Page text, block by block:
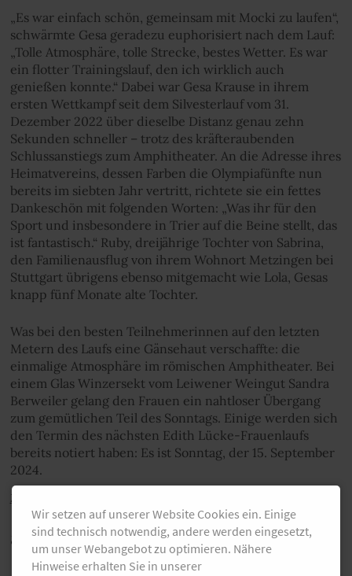
„Es war einfach schön, gemeinsam mit Mocki zu laufen“,
schwärmte Gesa geradezu euphorisiert nach dem Lauf:
„Tolle Atmosphäre, tolle Strecke, bestes Wetter. Es war
ein flotter Trainingslauf, den ich wirklich auch
genießen konnte.“ Dabei war Gesa Krause in ihrem
ersten Wettkampf seit dem Silvesterlauf vom 31.
Dezember 2022 über dieselbe Distanz genau zehn
Sekunden schneller – trotz des kräfteraubenden
Schlussanstiegs zum Amphitheater. An die Adresse ihres
Heimatvereins, dessen Farben die Olympiafünfte nun
bereits im siebten Jahr vertritt, richtete sie ein fettes
Dankeschön mit folgenden Worten: „Was ihr für den
Sport und insbesondere in Trier auf die Beine stellt, das
ist fantastisch.“ Ruby, dreijährige Tochter von Sabrina,
den Familienausflug von ihrem Wohnort Metzingen bei
Stuttgart übrigens ebenso mitgemacht wie Lola, Gesas
knapp fünf Monate alte Tochter.
Was bei den besten Teilnehmerinnen auf den letzten
Metern des Laufs eine Gänsehaut verschaffte: die
einmalige Atmosphäre im römischen Amphitheater. Bei
einem Glas Winzersekt vom Leiwener Weingut Sandra
Berweiler gelang den Frauen ein nahtloser Übergang
zum gemütlichen Teil des Sonntags. Einige werden sich
den Termin des nächsten Edith Lücke-Frauenlaufs
bereits notiert haben: Es ist Sonntag, der 15. September
2024.
Zurück
auch Interessant
Wir setzen auf unserer Website Cookies ein. Einige
sind technisch notwendig, andere werden eingesetzt,
um unser Webangebot zu optimieren. Nähere
Hinweise erhalten Sie in unserer